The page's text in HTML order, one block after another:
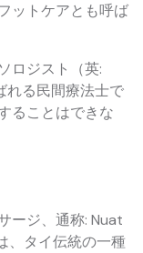
ットケアとも呼ば
ロジスト（英:
る民間療法士で
ることはできな
ージ、通称: Nuat
、タイ伝統の一種